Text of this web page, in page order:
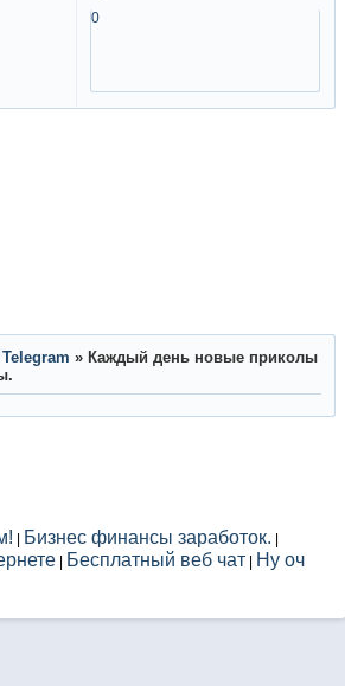
0
» Каждый день новые приколы
| Бизнес финансы заработок. |
| Бесплатный веб чат | Ну оч